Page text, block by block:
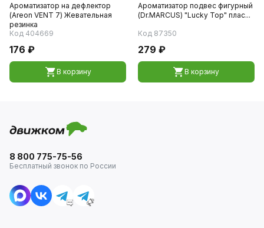
Ароматизатор на дефлектор
(Areon VENT 7) Жевательная
резинка
Код 404669
176 ₽
В корзину
Ароматизатор подвес фигурный
(Dr.MARCUS) "Lucky Top" плас...
Код 87350
279 ₽
В корзину
8 800 775-75-56
Бесплатный звонок по России